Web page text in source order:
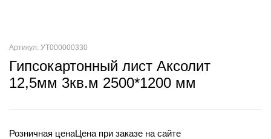
Артикул: УТ000000330
Гипсокартонный лист Аксолит
12,5мм 3кв.м 2500*1200 мм
Розничная ценаЦена при заказе на сайте